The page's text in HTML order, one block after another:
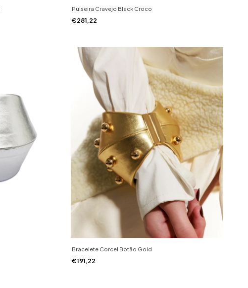
Pulseira Cravejo Black Croco
€281,22
Bracelete Corcel Botão Gold
€191,22